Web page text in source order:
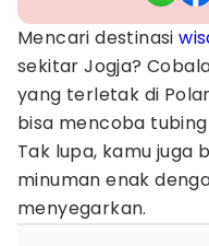
Mencari destinasi
sekitar Jogja?
yang terletak di
bisa mencoba tubing
Tak lupa, kamu juga
minuman enak
menyegarkan.